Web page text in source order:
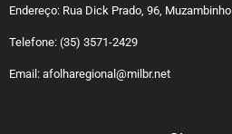
Endereço: Rua Dick Prado, 96, Muzambinho
Telefone: (35) 3571-2429
Email: afolharegional@milbr.net